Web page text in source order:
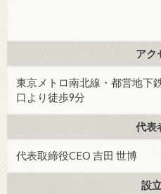
アク
東京メトロ南北線・都営地下
口より徒歩9分
代表
代表取締役CEO 吉田 世博
設